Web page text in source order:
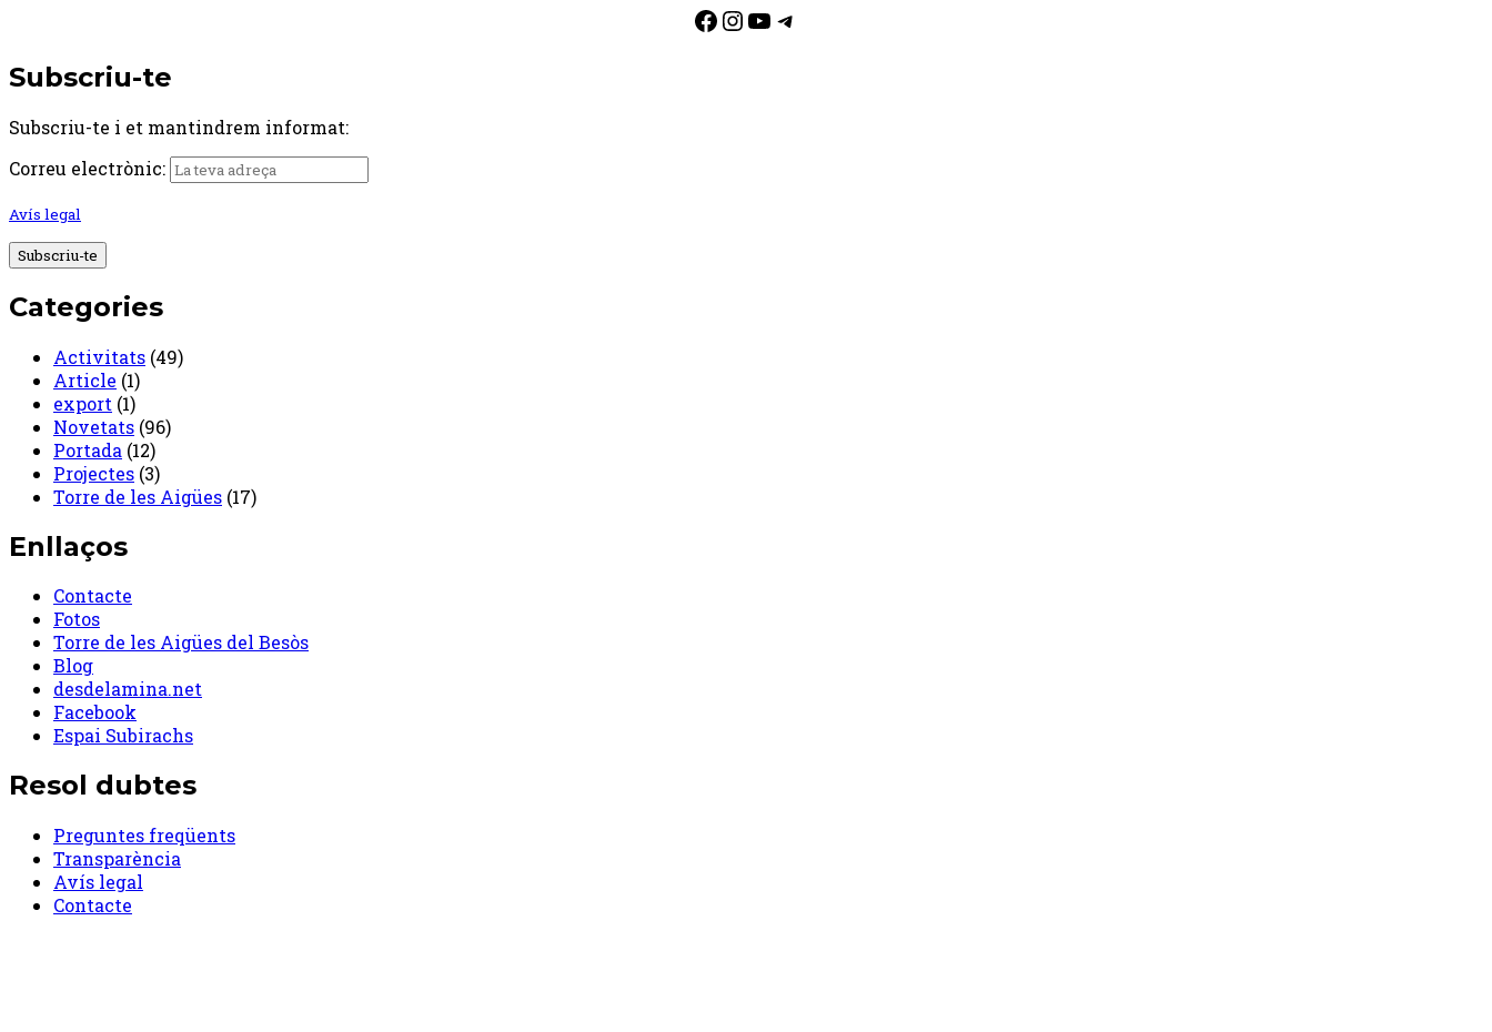
Facebook
Instagram
YouTube
Telegram
Subscriu-te
Subscriu-te i et mantindrem informat:
Correu electrònic:
Avís legal
Categories
Activitats (49)
Article (1)
export (1)
Novetats (96)
Portada (12)
Projectes (3)
Torre de les Aigües (17)
Enllaços
Contacte
Fotos
Torre de les Aigües del Besòs
Blog
desdelamina.net
Facebook
Espai Subirachs
Resol dubtes
Preguntes freqüents
Transparència
Avís legal
Contacte